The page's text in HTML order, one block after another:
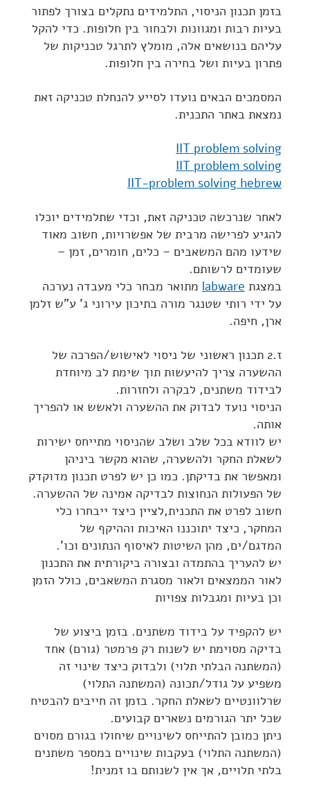
בזמן תכנון הניסוי, התלמידים נתקלים בצורך לפתור
בעיות רבות ומגוונות ולבחור בין חלופות. כדי להקל
עליהם בנושאים אלה, מומלץ לתרגל טכניקות של
פתרון בעיות ושל בחירה בין חלופות.
המסמכים הבאים נועדו לסייע להנחלת טכניקה זאת
נמצאת באתר התכנית.
IIT problem solving
IIT problem solving
IIT-problem solving hebrew
לאחר שנרכשה טכניקה זאת, וכדי שתלמידים יוכלו
להגיע לפרישה מרבית של אפשרויות, חשוב מאוד
שידעו מהם המשאבים – כלים, חומרים, זמן –
שעומדים לרשותם.
במצגת labware מתואר מבחר כלי מעבדה נערכה
על ידי רותי שטנגר מורה בתיכון עירוני ג' ע"ש זלמן
ארן, חיפה.
ז.2 תכנון ראשוני של ניסוי לאישוש/הפרכה של
ההשערה צריך להיעשות תוך שימת לב מיוחדת
לבידוד משתנים, לבקרה ולחזרות.
הניסוי נועד לבדוק את ההשערה ולאשש או להפריך
אותה.
יש לוודא בכל שלב ושלב שהניסוי מתייחס ישירות
לשאלת החקר ולהשערה, שהוא מקשר ביניהן
ומאפשר את בדיקתן. כמו כן יש לפרט תכנון מדוקדק
של הפעולות הנחוצות לבדיקה אמינה של ההשערה.
חשוב לפרט את התכנית,לציין כיצד ייבחרו כלי
המחקר, כיצד יתוכננו האיכות וההיקף של
המדגם/ים, מהן השיטות לאיסוף הנתונים וכו'.
יש להעריך בהתמדה ובצורה ביקורתית את התכנון
לאור הממצאים ולאור מסגרת המשאבים, כולל הזמן
וכן בעיות ומגבלות צפויות
יש להקפיד על בידוד משתנים. בזמן ביצוע של
בדיקה מסוימת יש לשנות רק פרמטר (גורם) אחד
(המשתנה הבלתי תלוי) ולבדוק כיצד שינוי זה
משפיע על גודל/תכונה (המשתנה התלוי)
שרלוונטיים לשאלת החקר. בזמן זה חייבים להבטיח
שכל יתר הגורמים נשארים קבועים.
ניתן כמובן להתייחס לשינויים שיחולו בגורם מסוים
(המשתנה התלוי) בעקבות שינויים במספר משתנים
בלתי תלויים, אך אין לשנותם בו זמנית!